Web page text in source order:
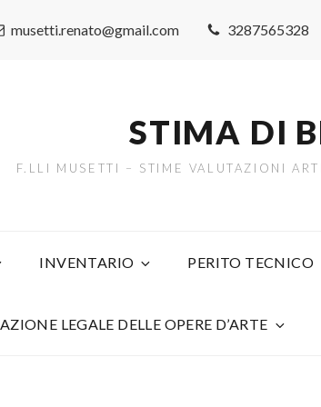
musetti.renato@gmail.com 3287565328
STIMA DI
F.LLI MUSETTI – STIME VALUTAZIONI
INVENTARIO PERITO TECNICO
LEGALE DELLE OPERE D’ARTE